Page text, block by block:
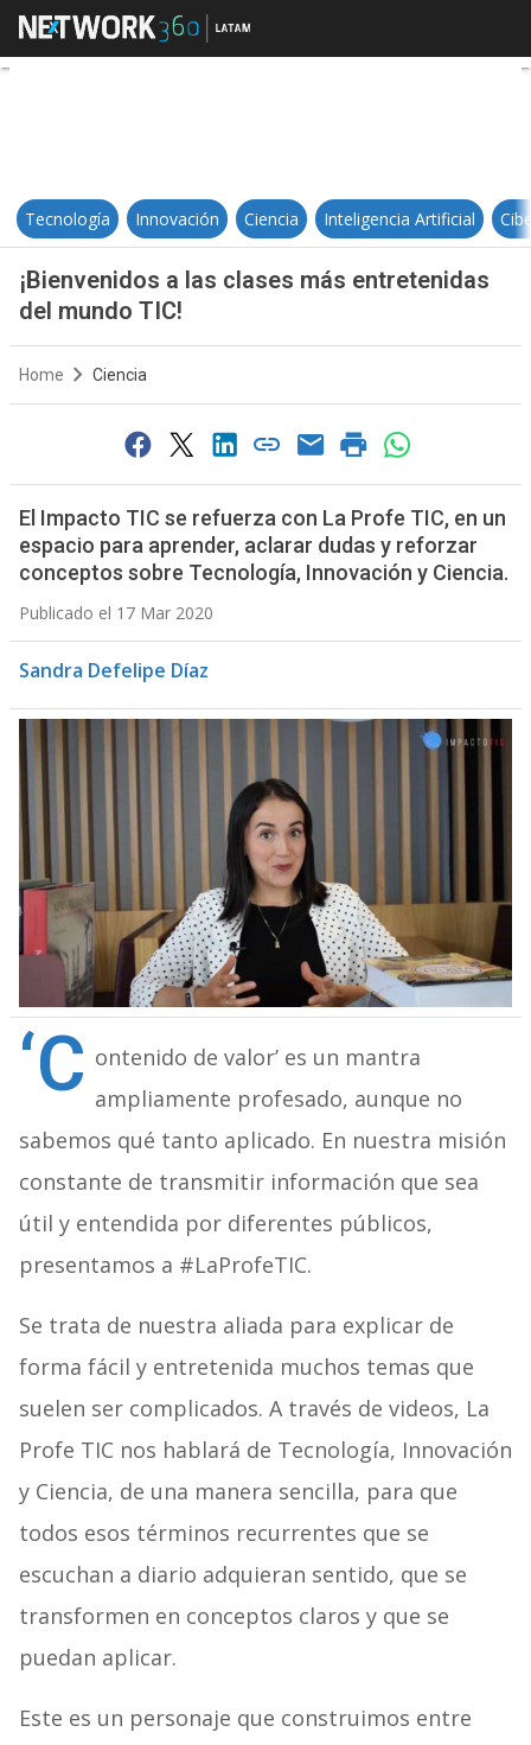
¡Bienvenidos a las clases más
Tecnología Innovación Ciencia Inteligencia Artificial
¡Bienvenidos a las clases más entretenidas
del mundo TIC!
Home Ciencia
El Impacto TIC se refuerza con La Profe TIC, en un
espacio para aprender, aclarar dudas y reforzar
conceptos sobre Tecnología, Innovación y Ciencia.
Publicado el 17 Mar 2020
Sandra Defelipe Díaz
‘C ontenido de valor’ es un mantra
ampliamente profesado, aunque no
sabemos qué tanto aplicado. En nuestra misión
constante de transmitir información que sea
útil y entendida por diferentes públicos,
presentamos a #LaProfeTIC.
Se trata de nuestra aliada para explicar de
forma fácil y entretenida muchos temas que
suelen ser complicados. A través de videos, La
Profe TIC nos hablará de Tecnología, Innovación
y Ciencia, de una manera sencilla, para que
todos esos términos recurrentes que se
escuchan a diario adquieran sentido, que se
transformen en conceptos claros y que se
puedan aplicar.
Este es un personaje que construimos entre